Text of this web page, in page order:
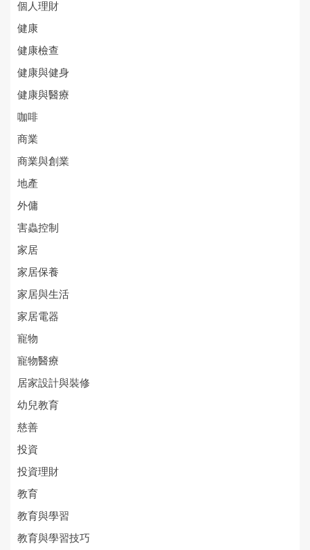
個人理財
健康
健康檢查
健康與健身
健康與醫療
咖啡
商業
商業與創業
地產
外傭
害蟲控制
家居
家居保養
家居與生活
家居電器
寵物
寵物醫療
居家設計與裝修
幼兒教育
慈善
投資
投資理財
教育
教育與學習
教育與學習技巧